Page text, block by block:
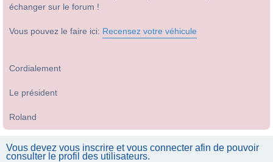
échanger sur le forum !
Vous pouvez le faire ici: Recensez votre véhicule
Cordialement
Le président
Roland
Vous devez vous inscrire et vous connecter afin de pouvoir
consulter le profil des utilisateurs.